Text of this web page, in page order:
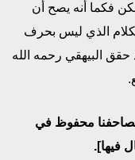
فكما أنه يصح أن
الذي ليس بحرف
حقق البيهقي رحمه الله
محفوظ في
فيها].